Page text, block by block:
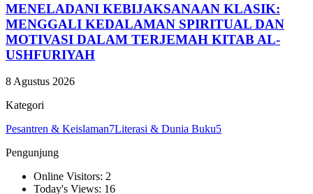
MENELADANI KEBIJAKSANAAN KLASIK:
MENGGALI KEDALAMAN SPIRITUAL DAN
MOTIVASI DALAM TERJEMAH KITAB AL-
USHFURIYAH
8 Agustus 2026
Kategori
Pesantren & Keislaman7Literasi & Dunia Buku5
Pengunjung
Online Visitors: 2
Today's Views: 16